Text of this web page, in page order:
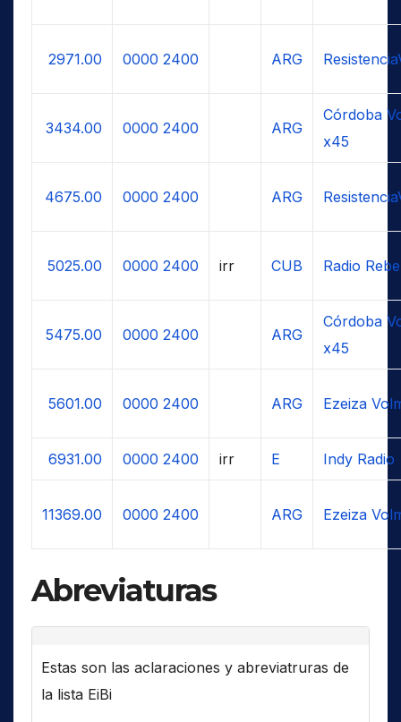
2971.00 0000 2400 ARG
3434.00 0000 2400 ARG
Córdoba
x45
4675.00 0000 2400 ARG
5025.00 0000 2400 irr CUB Radio
5475.00 0000 2400 ARG
Córdoba
x45
5601.00 0000 2400 ARG Ezeiza
6931.00 0000 2400 irr E Indy Radio
11369.00 0000 2400 ARG Ezeiza
Abreviaturas
Estas son las aclaraciones y abreviatruras de
la lista EiBi